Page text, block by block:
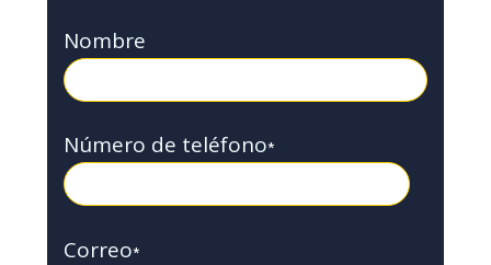
Nombre
Número de teléfono*
Correo*